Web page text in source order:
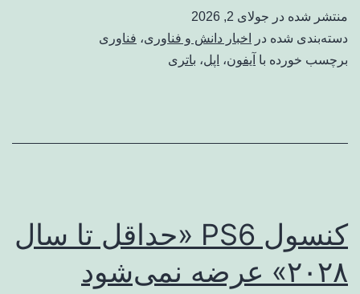
منتشر شده در جولای 2, 2026
دسته‌بندی شده در
اخبار دانش و فناوری، فناوری
برچسب خورده با آیفون، اپل، باتری
کنسول PS6 «حداقل تا سال
۲۰۲۸» عرضه نمی‌شود